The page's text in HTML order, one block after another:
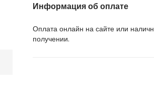
Информация об оплате
Оплата онлайн на сайте или
получении.